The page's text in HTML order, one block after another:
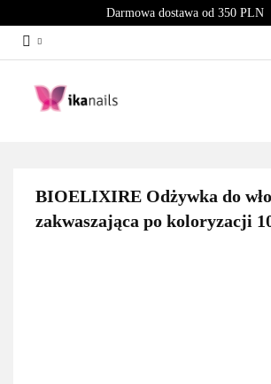
Darmowa dostawa od 350 PLN
BIOELIXIRE Odżywka do
zakwaszająca po koloryzacji